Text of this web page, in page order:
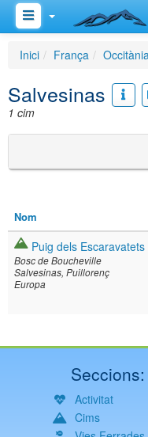
Inici França
Salvesinas
1 cim
Nom
Puig dels Escaravatets
Bosc de Boucheville
Salvesinas Puillorenç
Europa
Seccions:
Activitat
Cims